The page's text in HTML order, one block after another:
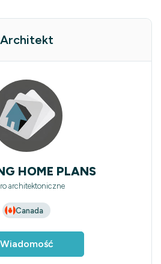
Architekt
HOME PLANS
architektoniczne
Canada
Wiadomość